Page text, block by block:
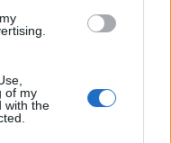
of my
with the